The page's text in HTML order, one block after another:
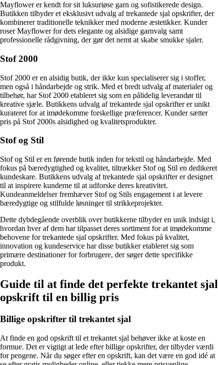
Mayflower er kendt for sit luksuriøse garn og sofistikerede design.
Butikken tilbyder et eksklusivt udvalg af trekantede sjal opskrifter, der
kombinerer traditionelle teknikker med moderne æstetikker. Kunder
roser Mayflower for dets elegante og alsidige garnvalg samt
professionelle rådgivning, der gør det nemt at skabe smukke sjaler.
Stof 2000
Stof 2000 er en alsidig butik, der ikke kun specialiserer sig i stoffer,
men også i håndarbejde og strik. Med et bredt udvalg af materialer og
tilbehør, har Stof 2000 etableret sig som en pålidelig leverandør til
kreative sjæle. Butikkens udvalg af trekantede sjal opskrifter er unikt
kurateret for at imødekomme forskellige præferencer. Kunder sætter
pris på Stof 2000s alsidighed og kvalitetsprodukter.
Stof og Stil
Stof og Stil er en førende butik inden for tekstil og håndarbejde. Med
fokus på bæredygtighed og kvalitet, tiltrækker Stof og Stil en dedikeret
kundeskare. Butikkens udvalg af trekantede sjal opskrifter er designet
til at inspirere kunderne til at udforske deres kreativitet.
Kundeanmeldelser fremhæver Stof og Stils engagement i at levere
bæredygtige og stilfulde løsninger til strikkeprojekter.
Dette dybdegående overblik over butikkerne tilbyder en unik indsigt i,
hvordan hver af dem har tilpasset deres sortiment for at imødekomme
behovene for trekantede sjal opskrifter. Med fokus på kvalitet,
innovation og kundeservice har disse butikker etableret sig som
primære destinationer for forbrugere, der søger dette specifikke
produkt.
Guide til at finde det perfekte trekantet sjal
opskrift til en billig pris
Billige opskrifter til trekantet sjal
At finde en god opskrift til et trekantet sjal behøver ikke at koste en
formue. Det er vigtigt at lede efter billige opskrifter, der tilbyder værdi
for pengene. Når du søger efter en opskrift, kan det være en god idé at